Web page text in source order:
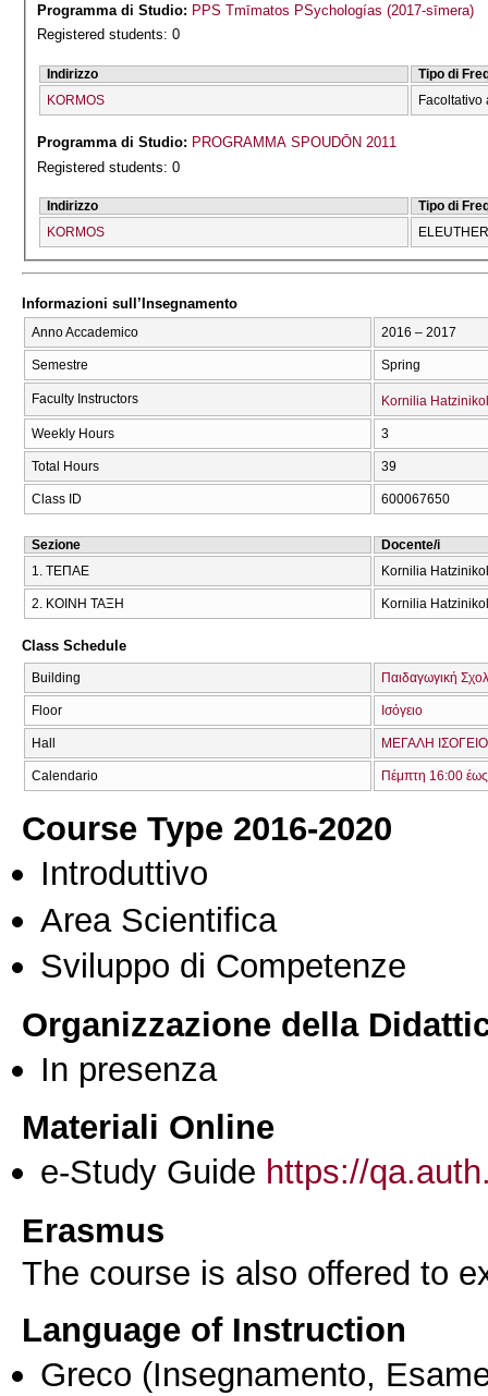
Programma di Studio: PPS Tmīmatos PSychologías (2017-sīmera)
Registered students: 0
Indirizzo
Tipo di
KORMOS
Facoltativo
Programma di Studio: PROGRAMMA SPOUDŌN 2011
Registered students: 0
Indirizzo
Tipo di
KORMOS
Informazioni sull’Insegnamento
Anno Accademico 2016 – 2017
Semestre Spring
Faculty Instructors Kornilia
Weekly Hours 3
Total Hours 39
Class ID 600067650
Sezione
Docente/i
1. ΤΕΠΑΕ
Kornilia
2. ΚΟΙΝΗ ΤΑΞΗ Kornilia
Class Schedule
Building Παιδαγωγική
Floor Ισόγειο
Hall ΜΕΓΑΛΗ
Calendario Πέμπτη 16:00
Course Type 2016-2020
Introduttivo
Area Scientifica
Sviluppo di Competenze
Organizzazione della
In presenza
Materiali Online
e-Study Guide https://
Erasmus
The course is also offered to
Language of Instruction
Greco (Insegnamento,